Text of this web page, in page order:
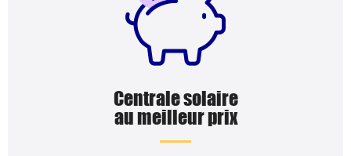
Centrale solaire
au meilleur prix